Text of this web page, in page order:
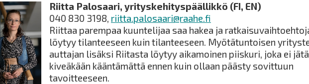
Riitta Palosaari, yrityskehityspäällikkö (FI, EN)
040 830 3198, riitta.palosaari@raahe.fi
Riittaa parempaa kuuntelijaa saa hakea ja
löytyy tilanteeseen kuin tilanteeseen. Myötätuntoisen
auttajan lisäksi Riitasta löytyy aikamoinen piiskuri, joka ei jätä
kiveäkään kääntämättä ennen kuin ollaan päästy sovittuun
tavoitteeseen.